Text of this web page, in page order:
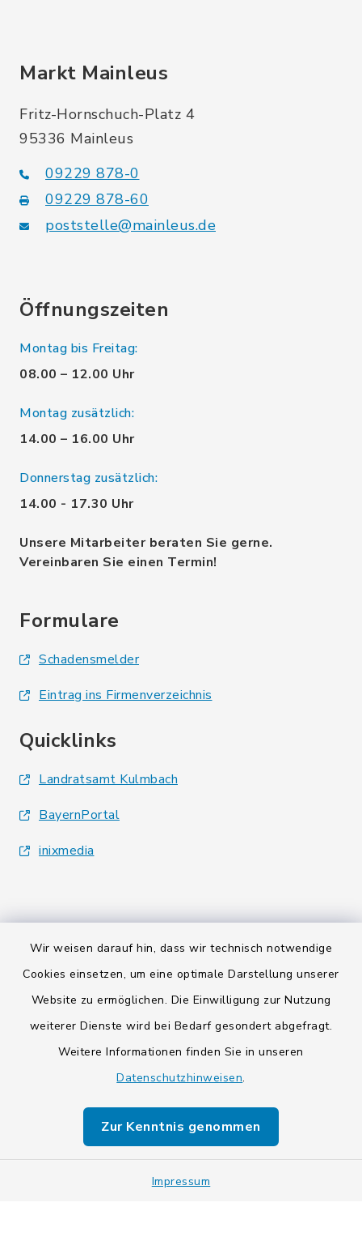
Wir weisen darauf hin, dass wir technisch notwendige
Cookies einsetzen, um eine optimale Darstellung unserer
Website zu ermöglichen. Die Einwilligung zur Nutzung
weiterer Dienste wird bei Bedarf gesondert abgefragt.
Weitere Informationen finden Sie in unseren
Datenschutzhinweisen.
Zur Kenntnis genommen
Impressum
Markt Mainleus
Fritz-Hornschuch-Platz 4
95336 Mainleus
09229 878-0
09229 878-60
poststelle@mainleus.de
Öffnungszeiten
Montag bis Freitag:
08.00 – 12.00 Uhr
Montag zusätzlich:
14.00 – 16.00 Uhr
Donnerstag zusätzlich:
14.00 - 17.30 Uhr
Unsere Mitarbeiter beraten Sie gerne.
Vereinbaren Sie einen Termin!
Formulare
Schadensmelder
Eintrag ins Firmenverzeichnis
Quicklinks
Landratsamt Kulmbach
BayernPortal
inixmedia
Kontakt
Barrierefreiheit
Datenschutz
Sitemap
Cookie-Einstellungen